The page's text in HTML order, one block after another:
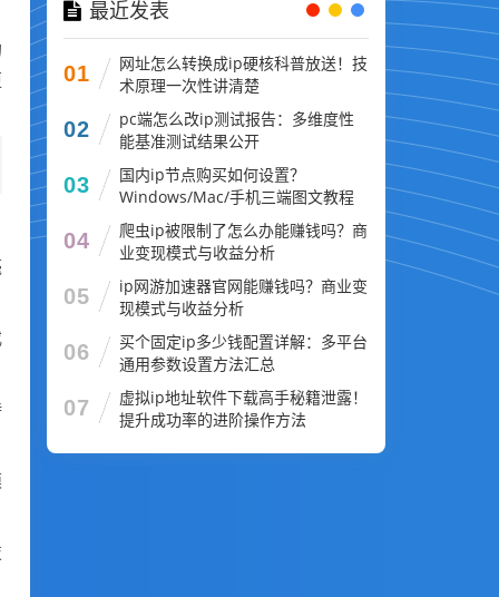
最近发表
01
网址怎么转换成ip硬核科普放送！技
术原理一次性讲清楚
02
pc端怎么改ip测试报告：多维度性
能基准测试结果公开
03
国内ip节点购买如何设置？
Windows/Mac/手机三端图文教程
04
爬虫ip被限制了怎么办能赚钱吗？商
业变现模式与收益分析
05
ip网游加速器官网能赚钱吗？商业变
现模式与收益分析
06
买个固定ip多少钱配置详解：多平台
通用参数设置方法汇总
07
虚拟ip地址软件下载高手秘籍泄露！
提升成功率的进阶操作方法